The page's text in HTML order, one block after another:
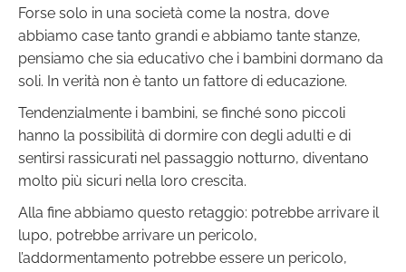
Forse solo in una società come la nostra, dove
abbiamo case tanto grandi e abbiamo tante stanze,
pensiamo che sia educativo che i bambini dormano da
soli. In verità non è tanto un fattore di educazione.
Tendenzialmente i bambini, se finché sono piccoli
hanno la possibilità di dormire con degli adulti e di
sentirsi rassicurati nel passaggio notturno, diventano
molto più sicuri nella loro crescita.
Alla fine abbiamo questo retaggio: potrebbe arrivare il
lupo, potrebbe arrivare un pericolo,
l’addormentamento potrebbe essere un pericolo,